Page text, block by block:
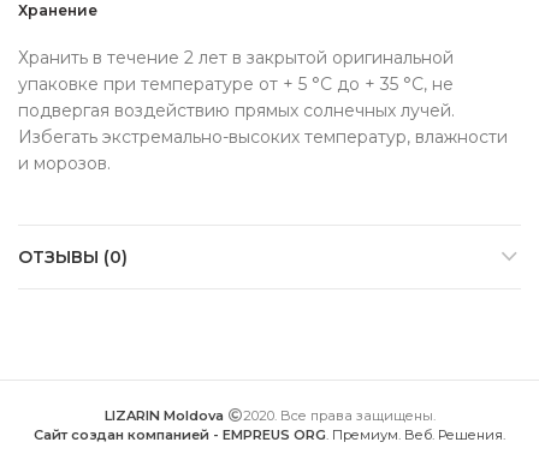
Хранение
Хранить в течение 2 лет в закрытой оригинальной
упаковке при температуре от + 5 °C до + 35 °C, не
подвергая воздействию прямых солнечных лучей.
Избегать экстремально-высоких температур, влажности
и морозов.
ОТЗЫВЫ (0)
LIZARIN Moldova
2020. Все права защищены.
Сайт создан компанией - EMPREUS ORG. Премиум. Веб. Решения.